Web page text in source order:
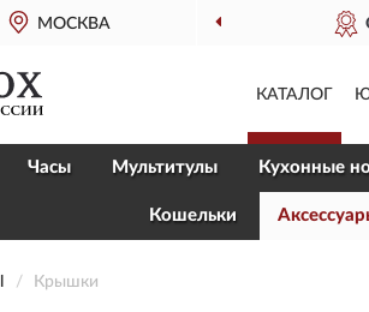
МОСКВА ОФИЦИАЛЬНЫЙ МАГАЗИН
КАТАЛОГ
Часы Мультитулы Кухонные
Кошельки
Крышки